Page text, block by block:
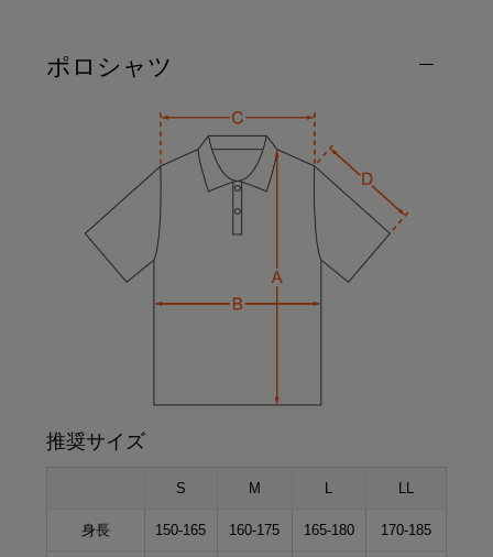
ポロシャツ
推奨サイズ
S M L LL
身長 150-165 160-175 165-180 170-185